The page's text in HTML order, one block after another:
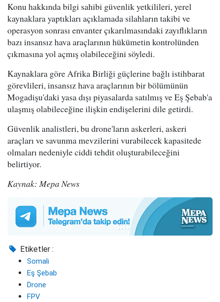
Konu hakkında bilgi sahibi güvenlik yetkilileri, yerel
kaynaklara yaptıkları açıklamada silahların takibi ve
operasyon sonrası envanter çıkarılmasındaki zayıflıkların
bazı insansız hava araçlarının hükümetin kontrolünden
çıkmasına yol açmış olabileceğini söyledi.
Kaynaklara göre Afrika Birliği güçlerine bağlı istihbarat
görevlileri, insansız hava araçlarının bir bölümünün
Mogadişu'daki yasa dışı piyasalarda satılmış ve Eş Şebab'a
ulaşmış olabileceğine ilişkin endişelerini dile getirdi.
Güvenlik analistleri, bu drone'ların askerleri, askeri
araçları ve savunma mevzilerini vurabilecek kapasitede
olmaları nedeniyle ciddi tehdit oluşturabileceğini
belirtiyor.
Kaynak: Mepa News
Etiketler :
Somali
Eş Şebab
Drone
FPV